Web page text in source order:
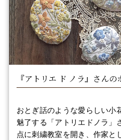
『アトリエ ド ノラ』さん
おとぎ話のような愛らしい小
魅了する「アトリエドノラ」
点に刺繍教室を開き、作家と